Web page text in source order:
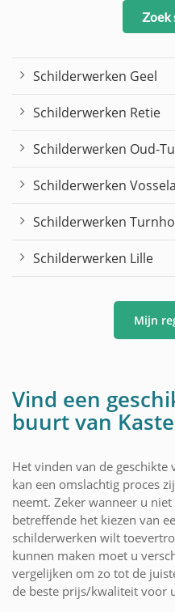
Zoek
Schilderwerken Geel
Schilderwerken Retie
Schilderwerken Oud-
Schilderwerken
Schilderwerken
Schilderwerken Lille
Mijn
Vind een
buurt van
Het vinden van de geschikte
kan een omslachtig proces
neemt. Zeker wanneer u
betreffende het kiezen van
schilderwerken wilt
kunnen maken moet u
vergelijken om zo tot de
de beste prijs/kwaliteit voor